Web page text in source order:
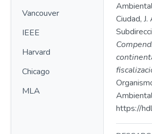
Vancouver
IEEE
Harvard
Chicago
MLA
Ciudad,
https://